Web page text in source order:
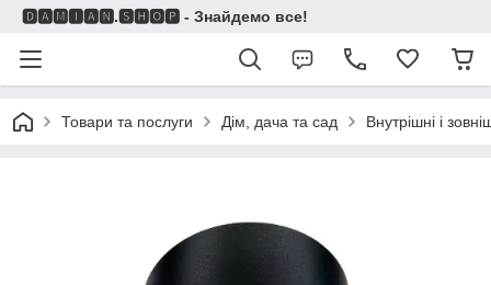
🅳🅰🅼🅸🅰🅽.🆂🅷🅾🅿 - Знайдемо все!
Товари та послуги Дім, дача та сад Внутрішні і